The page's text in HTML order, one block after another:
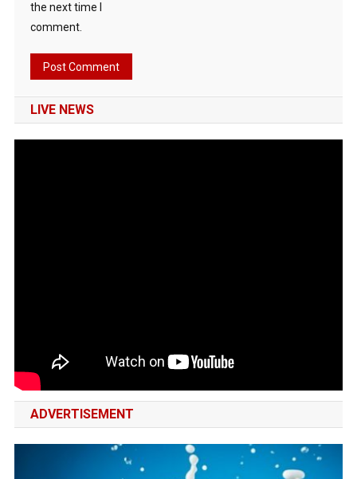
the next time I
comment.
LIVE NEWS
ADVERTISEMENT